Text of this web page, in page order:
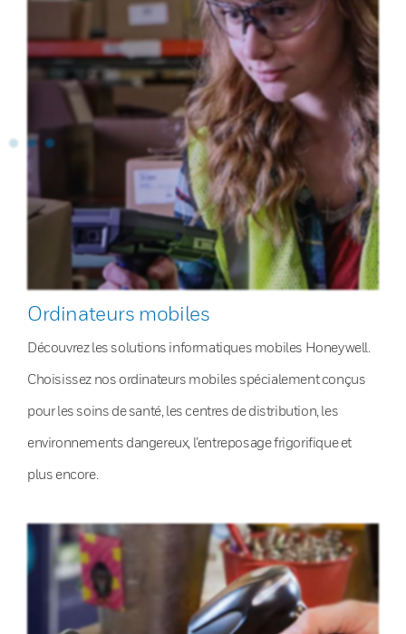
Ordinateurs mobiles
Découvrez les solutions informatiques mobiles Honeywell.
Choisissez nos ordinateurs mobiles spécialement conçus
pour les soins de santé, les centres de distribution, les
environnements dangereux, l’entreposage frigorifique et
plus encore.